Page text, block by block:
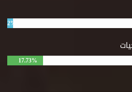
2%
17.73%